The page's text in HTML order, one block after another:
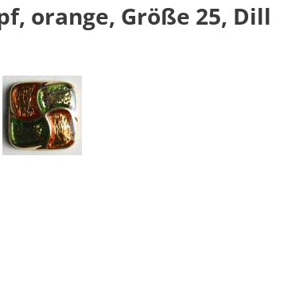
orange, Größe 25, Dill